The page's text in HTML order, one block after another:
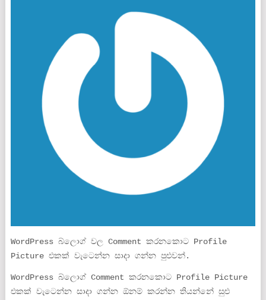
WordPress බ්ලොග් වල Comment කරනකොට Profile
Picture එකක් වැටෙන්න සාදා ගන්න පුළුවන්.
WordPress බ්ලොග් Comment කරනකොට Profile Picture
එකක් වැටෙන්න සාදා ගන්න ඕනම් කරන්න තියන්නේ සුළු